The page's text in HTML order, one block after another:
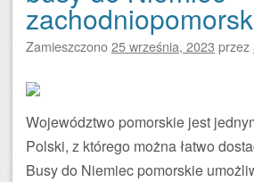
Zamieszczono25 września, 2023 przez
Województwo pomorskie jest
Polski, z którego można łatwo
Busy do Niemiec pomorskie